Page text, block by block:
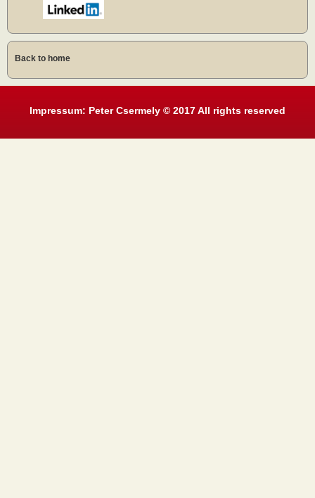
Back to home
Impressum: Peter Csermely © 2017 All rights reserved